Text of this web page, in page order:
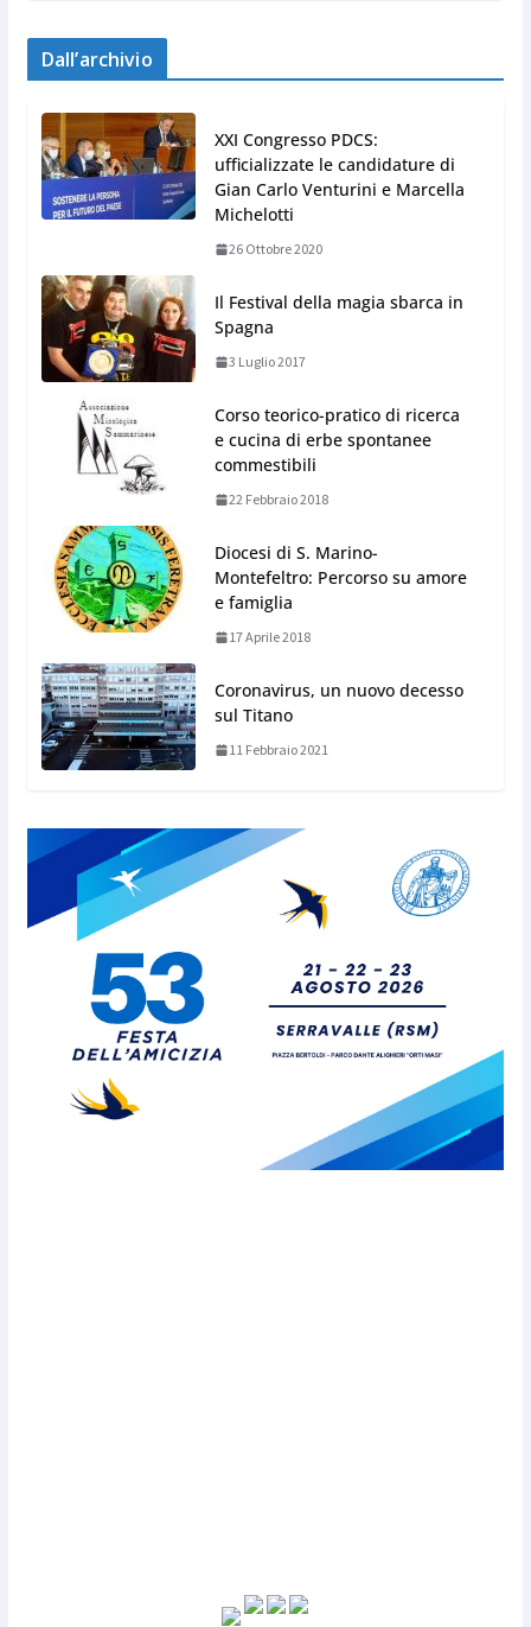
Dall’archivio
XXI Congresso PDCS:
ufficializzate le candidature di
Gian Carlo Venturini e Marcella
Michelotti
26 Ottobre 2020
Il Festival della magia sbarca in
Spagna
3 Luglio 2017
Corso teorico-pratico di ricerca
e cucina di erbe spontanee
commestibili
22 Febbraio 2018
Diocesi di S. Marino-
Montefeltro: Percorso su amore
e famiglia
17 Aprile 2018
Coronavirus, un nuovo decesso
sul Titano
11 Febbraio 2021